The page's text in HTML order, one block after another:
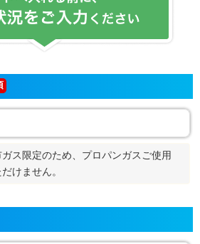
ス限定のため、プロパンガスご使用
けません。